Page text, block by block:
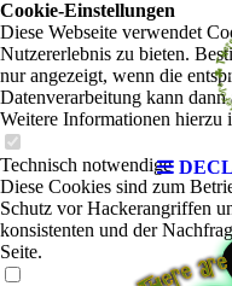
Cookie-Einstellungen
Diese Webseite verwendet
Nutzererlebnis zu bieten.
nur angezeigt, wenn die
Datenverarbeitung kann
Weitere Informationen hierzu
Technisch notwendige
Diese Cookies sind zum
Schutz vor Hackerangriffen
konsistenten und der
Seite.